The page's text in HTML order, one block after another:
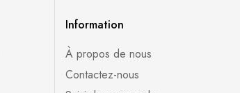
Information
À propos de nous
Contactez-nous